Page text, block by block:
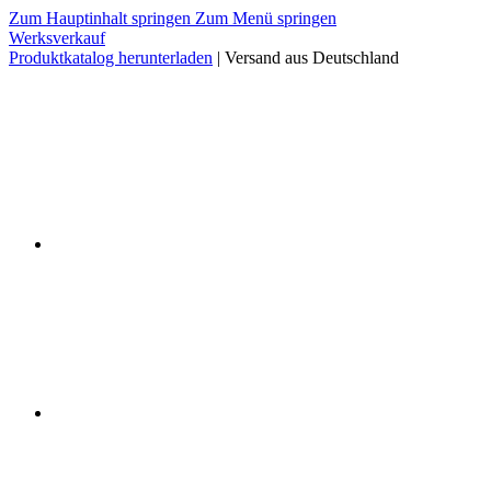
Zum Hauptinhalt springen Zum Menü springen
Werksverkauf
Produktkatalog herunterladen | Versand aus Deutschland